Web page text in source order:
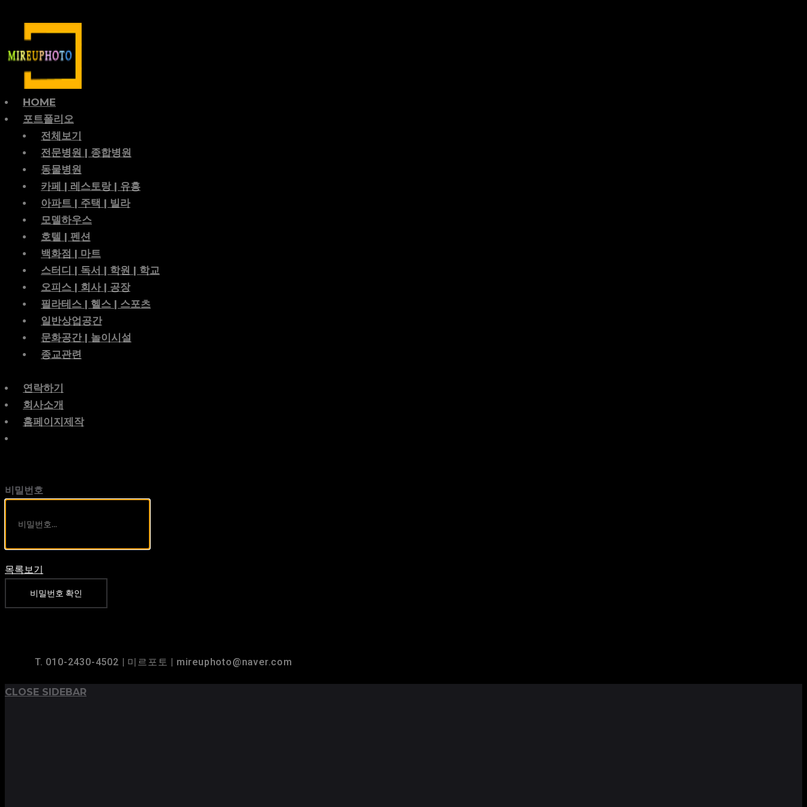
HOME
포트폴리오
전체보기
전문병원 | 종합병원
동물병원
카페 | 레스토랑 | 유흥
아파트 | 주택 | 빌라
모델하우스
호텔 | 펜션
백화점 | 마트
스터디 | 독서 | 학원 | 학교
오피스 | 회사 | 공장
필라테스 | 헬스 | 스포츠
일반상업공간
문화공간 | 놀이시설
종교관련
연락하기
회사소개
홈페이지제작
비밀번호
목록보기
비밀번호 확인
T. 010-2430-4502 | 미르포토 | mireuphoto@naver.com
CLOSE SIDEBAR